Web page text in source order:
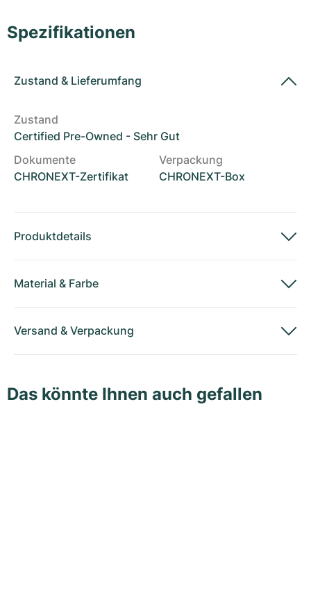
Spezifikationen
Zustand & Lieferumfang
Zustand
Certified Pre-Owned - Sehr Gut
Dokumente
CHRONEXT-Zertifikat
Verpackung
CHRONEXT-Box
Produktdetails
Material & Farbe
Versand & Verpackung
Das könnte Ihnen auch gefallen